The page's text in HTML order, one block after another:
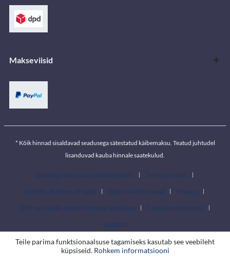
Makseviisid
* Kõik hinnad sisaldavad seadusega sätestatud käibemaksu. Teatud juhtudel
lisanduvad kauba hinnale saatekulud.
Shipping terms and shipping costs
Terms of sales
Validity of terms of sales
Right of withdrawal
Privacy
DPD and Itella parcel terminal locations
Cookie preferences
Contact
Teile parima funktsionaalsuse tagamiseks kasutab see veebileht
küpsiseid. Rohkem informatsiooni